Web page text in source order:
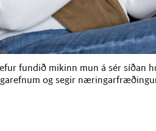
fundið mikinn mun á sér síðan
og segir